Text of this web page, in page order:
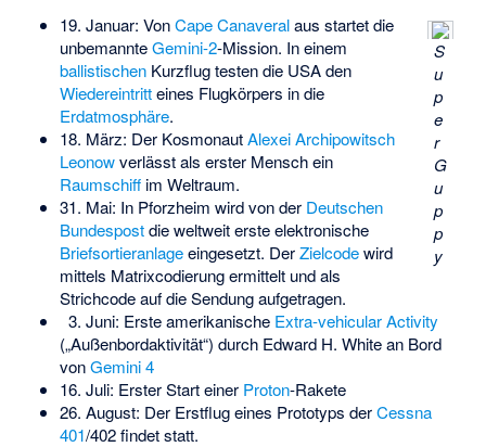
S
u
p
e
r
G
u
p
p
y
19. Januar: VonCape Canaveralaus startet die
unbemannteGemini-2-Mission. In einem
ballistischenKurzflug testen die USA den
Wiedereintritteines Flugkörpers in die
Erdatmosphäre.
18. März: Der KosmonautAlexei Archipowitsch
Leonowverlässt als erster Mensch ein
Raumschiffim Weltraum.
31. Mai: In Pforzheim wird von der Deutschen
Bundespostdie weltweit erste elektronische
Briefsortieranlageeingesetzt. DerZielcodewird
mittels Matrixcodierung ermittelt und als
Strichcode auf die Sendung aufgetragen.
3. Juni: Erste amerikanische Extra-vehicular Activity
(„Außenbordaktivität“) durch Edward H. Whitean Bord
vonGemini 4
16. Juli: Erster Start einer Proton-Rakete
26. August: Der Erstflug eines Prototyps derCessna
401/402 findet statt.